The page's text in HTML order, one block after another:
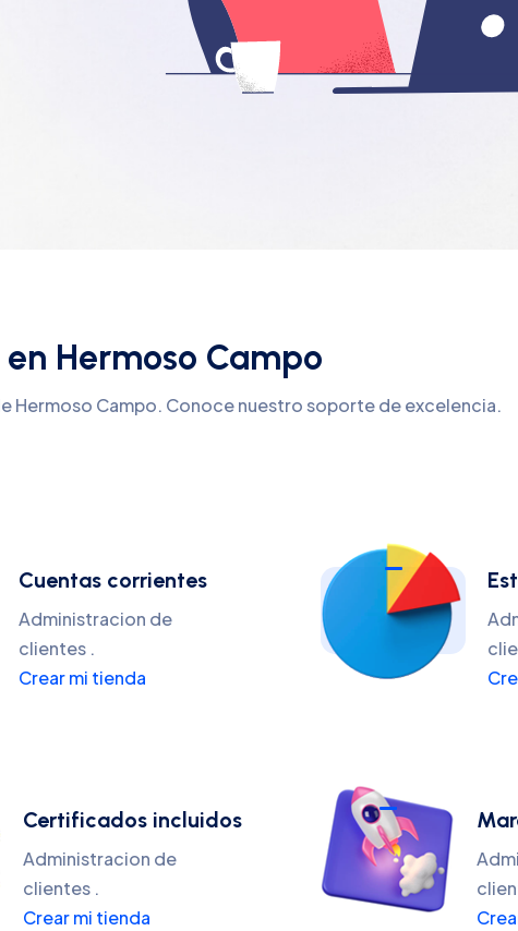
en Hermoso Campo
Hermoso Campo. Conoce nuestro soporte de excelencia.
Cuentas corrientes
Administracion de
clientes .
Crear mi tienda
Certificados incluidos
Administracion de
clientes .
Crear mi tienda